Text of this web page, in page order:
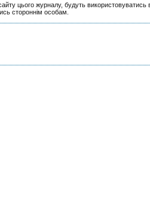
цього журналу, будуть
стороннім особам.